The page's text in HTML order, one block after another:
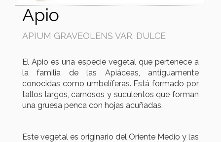
Apio
APIUM GRAVEOLENS VAR. DULCE
El Apio es una especie vegetal que pertenece a
la familia de las Apiáceas, antiguamente
conocidas como umbelíferas. Está formado por
tallos largos, carnosos y suculentos que forman
una gruesa penca con hojas acuñadas.
Este vegetal es originario del Oriente Medio y las